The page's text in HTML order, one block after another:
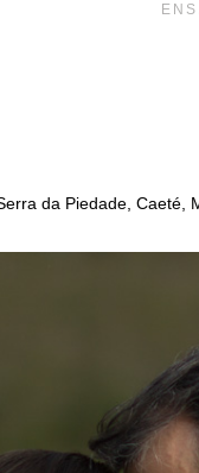
da Piedade, Caeté,